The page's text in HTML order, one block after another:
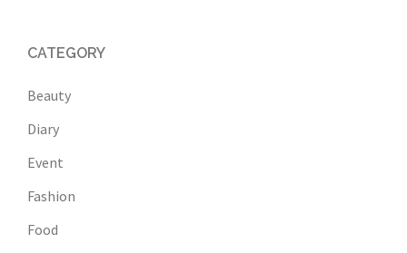
CATEGORY
Beauty
Diary
Event
Fashion
Food